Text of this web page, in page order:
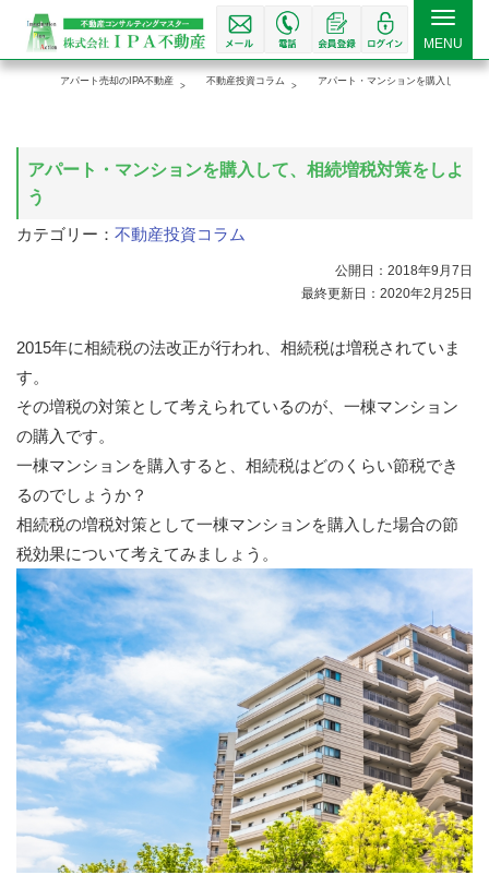
Toggle
MENU
アパート売却のIPA不動産 不動産投資コラム アパート・マンションを購入して、相
アパート・マンションを購入して、相続増税対策をしよ
う
カテゴリー： 不動産投資コラム
公開日：2018年9月7日
最終更新日：2020年2月25日
2015年に相続税の法改正が行われ、相続税は増税されていま
す。
その増税の対策として考えられているのが、一棟マンション
の購入です。
一棟マンションを購入すると、相続税はどのくらい節税でき
るのでしょうか？
相続税の増税対策として一棟マンションを購入した場合の節
税効果について考えてみましょう。